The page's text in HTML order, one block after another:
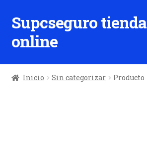
Ir
a
la
Ir
al
contenido
Supcseguro tienda
online
Inicio Sin categorizar Producto